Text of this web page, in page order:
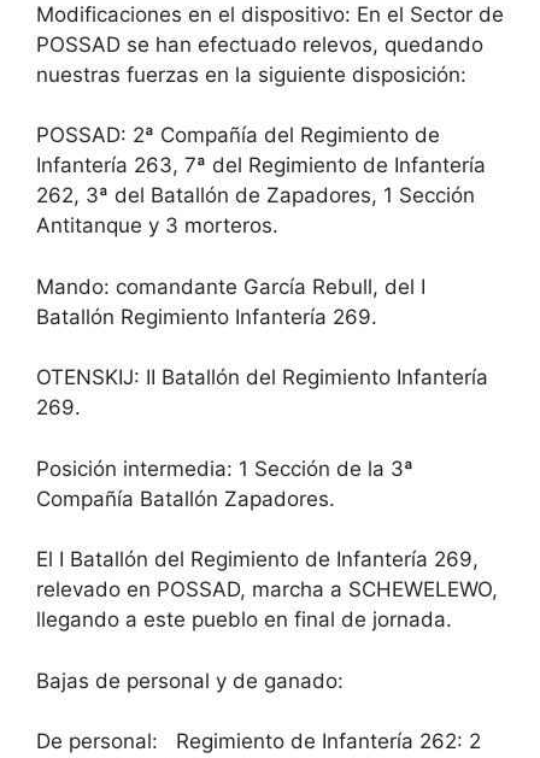
Modificaciones en el dispositivo: En el Sector de
POSSAD se han efectuado relevos, quedando
nuestras fuerzas en la siguiente disposición:
POSSAD: 2ª Compañía del Regimiento de
Infantería 263, 7ª del Regimiento de Infantería
262, 3ª del Batallón de Zapadores, 1 Sección
Antitanque y 3 morteros.
Mando: comandante García Rebull, del I
Batallón Regimiento Infantería 269.
OTENSKIJ: II Batallón del Regimiento Infantería
269.
Posición intermedia: 1 Sección de la 3ª
Compañía Batallón Zapadores.
El I Batallón del Regimiento de Infantería 269,
relevado en POSSAD, marcha a SCHEWELEWO,
llegando a este pueblo en final de jornada.
Bajas de personal y de ganado:
De personal: Regimiento de Infantería 262: 2